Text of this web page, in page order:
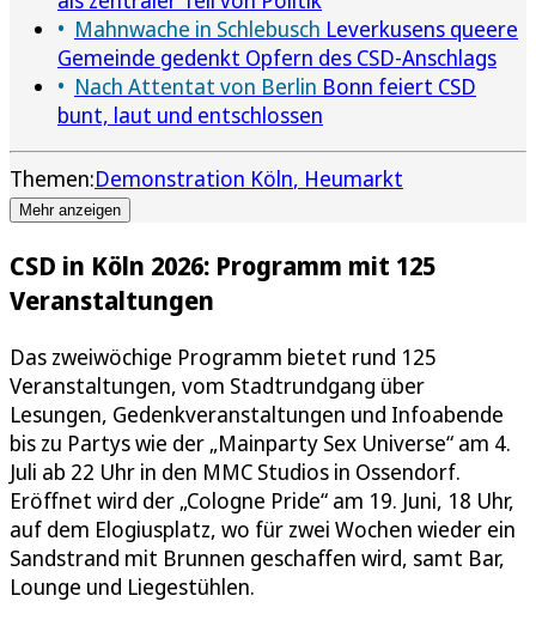
Mahnwache in Schlebusch Leverkusens queere
Gemeinde gedenkt Opfern des CSD-Anschlags
Nach Attentat von Berlin Bonn feiert CSD
bunt, laut und entschlossen
Themen:Demonstration Köln Heumarkt
Mehr anzeigen
CSD in Köln 2026: Programm mit 125
Veranstaltungen
Das zweiwöchige Programm bietet rund 125
Veranstaltungen, vom Stadtrundgang über
Lesungen, Gedenkveranstaltungen und Infoabende
bis zu Partys wie der „Mainparty Sex Universe“ am 4.
Juli ab 22 Uhr in den MMC Studios in Ossendorf.
Eröffnet wird der „Cologne Pride“ am 19. Juni, 18 Uhr,
auf dem Elogiusplatz, wo für zwei Wochen wieder ein
Sandstrand mit Brunnen geschaffen wird, samt Bar,
Lounge und Liegestühlen.